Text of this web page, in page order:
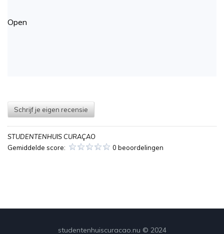
Open
Schrijf je eigen recensie
STUDENTENHUIS CURAÇAO
Gemiddelde score:
0 beoordelingen
studentenhuiscuracao.nu © 2024